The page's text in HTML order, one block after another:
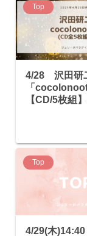
Top
4/28 沢田研
「
【CD/5枚組
Top
4/29(木